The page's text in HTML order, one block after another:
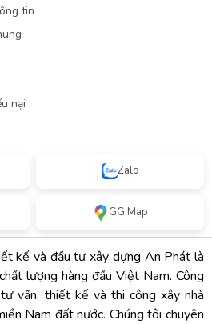
tin
nại
Zalo
GG Map
kế và đầu tư xây dựng An Phát là
lượng hàng đầu Việt Nam. Công
vấn, thiết kế và thi công xây nhà
Nam đất nước. Chúng tôi chuyên